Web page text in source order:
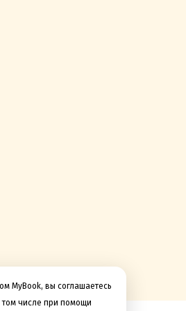
MyBook, вы соглашаетесь
числе при помощи